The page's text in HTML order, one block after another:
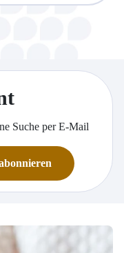
Suche per E-Mail